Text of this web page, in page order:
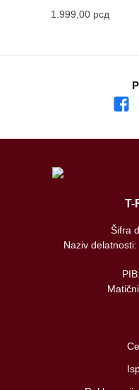
1.999,00 рсд
T-
Šifra
Naziv